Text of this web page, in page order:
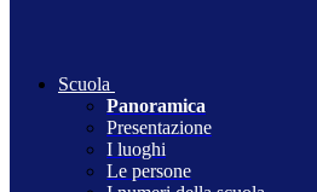
Scuola
Panoramica
Presentazione
I luoghi
Le persone